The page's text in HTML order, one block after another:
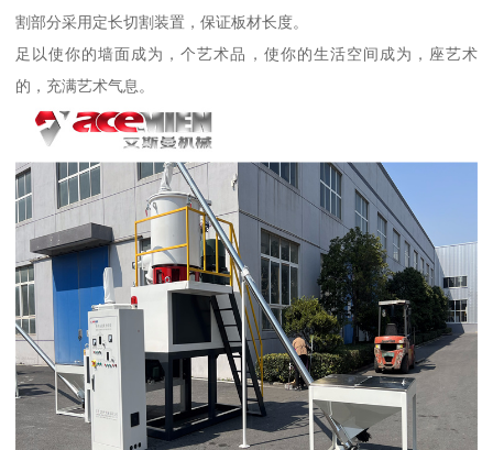
割部分采用定长切割装置，保证板材长度。
足以使你的墙面成为，个艺术品，使你的生活空间成为，座艺术
的，充满艺术气息。